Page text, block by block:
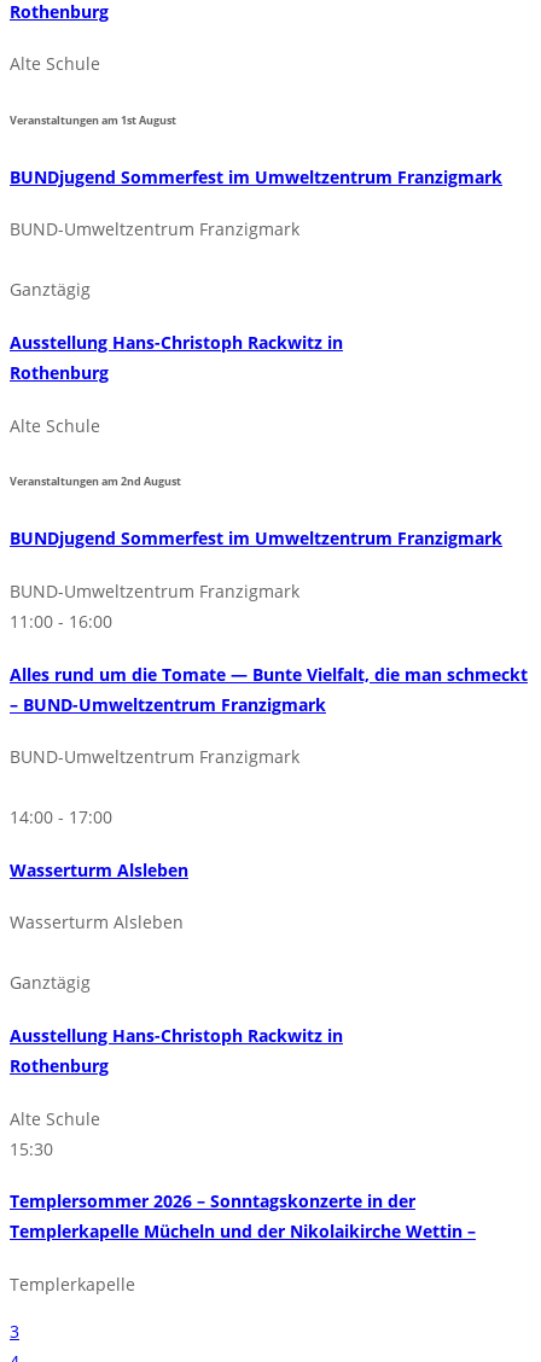
Rothenburg
Alte Schule
Veranstaltungen am1stAugust
BUNDjugend Sommerfest im Umweltzentrum Franzigmark
BUND-Umweltzentrum Franzigmark
Ganztägig
Ausstellung Hans-Christoph Rackwitz in
Rothenburg
Alte Schule
Veranstaltungen am2nd August
BUNDjugend Sommerfest im Umweltzentrum Franzigmark
BUND-Umweltzentrum Franzigmark
11:00 - 16:00
Alles rund um die Tomate — Bunte Vielfalt, die man schmeckt
– BUND-Umweltzentrum Franzigmark
BUND-Umweltzentrum Franzigmark
14:00 - 17:00
Wasserturm Alsleben
Wasserturm Alsleben
Ganztägig
Ausstellung Hans-Christoph Rackwitz in
Rothenburg
Alte Schule
15:30
Templersommer 2026 – Sonntagskonzerte in der
Templerkapelle Mücheln und der Nikolaikirche Wettin –
Templerkapelle
3